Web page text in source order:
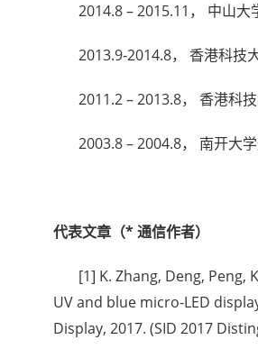
2014.8 – 2015.11， 中山
2013.9-2014.8， 香港科技
2011.2 – 2013.8， 香港科
2003.8 – 2004.8， 南开大
代表文章（* 通信作者）
[1] K. Zhang, Deng, Peng,
UV and blue micro-LED
Display, 2017. (SID 2017